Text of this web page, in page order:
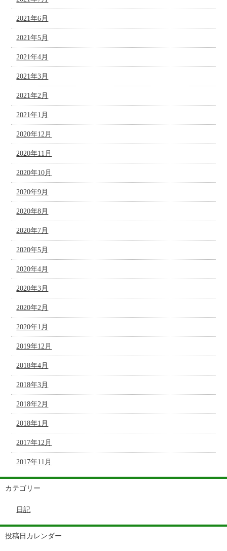
2021年6月
2021年5月
2021年4月
2021年3月
2021年2月
2021年1月
2020年12月
2020年11月
2020年10月
2020年9月
2020年8月
2020年7月
2020年5月
2020年4月
2020年3月
2020年2月
2020年1月
2019年12月
2018年4月
2018年3月
2018年2月
2018年1月
2017年12月
2017年11月
カテゴリー
日記
投稿日カレンダー